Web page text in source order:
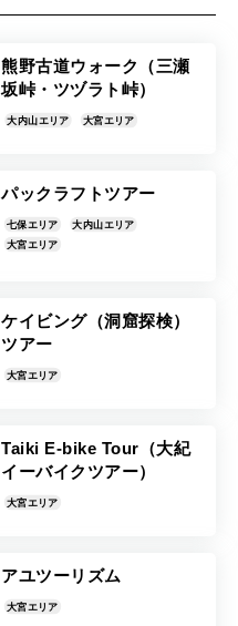
熊野古道ウォーク（三瀬
坂峠・ツヅラト峠）
大内山エリア 大宮エリア
パックラフトツアー
七保エリア
大内山エリア
大宮エリア
ケイビング（洞窟探検）
ツアー
大宮エリア
Taiki E-bike Tour（大紀
イーバイクツアー）
大宮エリア
アユツーリズム
大宮エリア